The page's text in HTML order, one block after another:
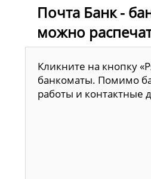
Почта Банк -
можно
Кликните на кнопку
банкоматы. Помимо
работы и контактные